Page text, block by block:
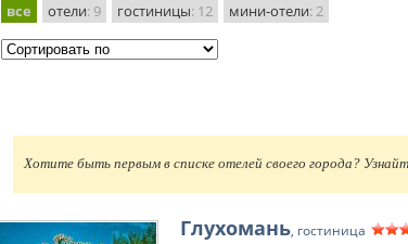
все отели: 9 гостиницы: 12 мини-отели: 2
Хотите быть первым в списке отелей своего города?
Глухомань, гостиница